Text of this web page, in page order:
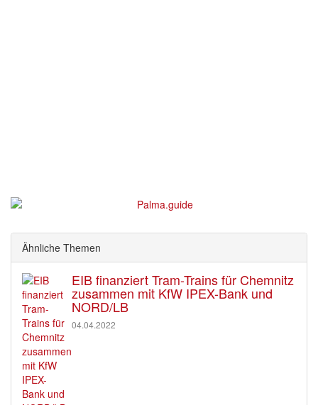
Ähnliche Themen
EIB finanziert Tram-Trains für Chemnitz
zusammen mit KfW IPEX-Bank und
NORD/LB
04.04.2022